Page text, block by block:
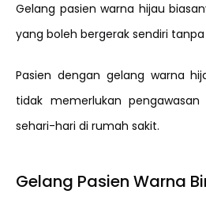
Gelang pasien warna hijau
yang boleh bergerak sendiri
Pasien dengan gelang warna
tidak memerlukan
sehari-hari di rumah sakit.
Gelang Pasien Warna